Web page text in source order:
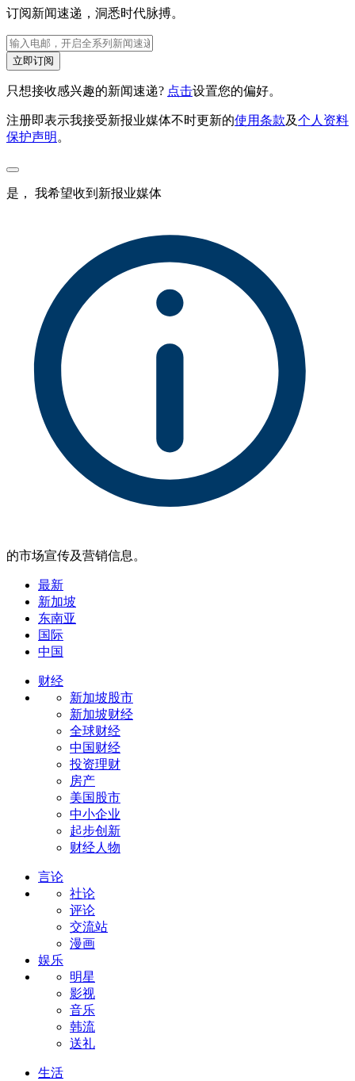
订阅新闻速递，洞悉时代脉搏。
立即订阅
只想接收感兴趣的新闻速递? 点击设置您的偏好。
注册即表示我接受新报业媒体不时更新的使用条款及个人资料
保护声明 。
是， 我希望收到新报业媒体
的市场宣传及营销信息。
最新
新加坡
东南亚
国际
中国
财经
新加坡股市
新加坡财经
全球财经
中国财经
投资理财
房产
美国股市
中小企业
起步创新
财经人物
言论
社论
评论
交流站
漫画
娱乐
明星
影视
音乐
韩流
送礼
生活